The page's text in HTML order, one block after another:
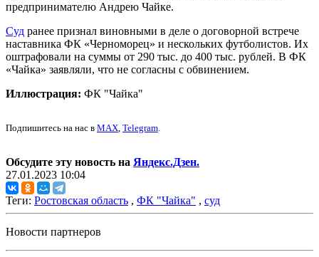
предпринимателю Андрею Чайке.
Суд ранее признал виновными в деле о договорной встрече
наставника ФК «Черноморец» и нескольких футболистов. Их
оштрафовали на суммы от 290 тыс. до 400 тыс. рублей. В ФК
«Чайка» заявляли, что не согласны с обвинением.
Иллюстрация: ФК "Чайка"
Подпишитесь на нас в MAX, Telegram.
Обсудите эту новость на Яндекс.Дзен.
27.01.2023 10:04
Теги: Ростовская область , ФК "Чайка" , суд
Новости партнеров